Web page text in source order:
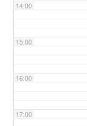
14:00
15:00
16:00
17:00